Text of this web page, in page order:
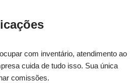
com inventário, atendimento ao
cuida de tudo isso. Sua única
comissões.